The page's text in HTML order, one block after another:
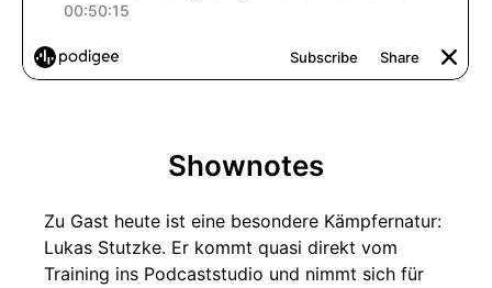
Shownotes
Zu Gast heute ist eine besondere Kämpfernatur:
Lukas Stutzke. Er kommt quasi direkt vom
Training ins Podcaststudio und nimmt sich für